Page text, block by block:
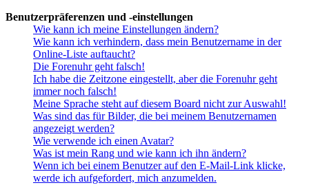
Benutzerpräferenzen und -einstellungen
Wie kann ich meine Einstellungen ändern?
Wie kann ich verhindern, dass mein Benutzername in der
Online-Liste auftaucht?
Die Forenuhr geht falsch!
Ich habe die Zeitzone eingestellt, aber die Forenuhr geht
immer noch falsch!
Meine Sprache steht auf diesem Board nicht zur Auswahl!
Was sind das für Bilder, die bei meinem Benutzernamen
angezeigt werden?
Wie verwende ich einen Avatar?
Was ist mein Rang und wie kann ich ihn ändern?
Wenn ich bei einem Benutzer auf den E-Mail-Link klicke,
werde ich aufgefordert, mich anzumelden.